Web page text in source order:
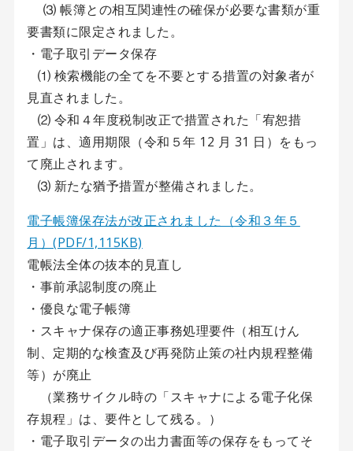
⑶ 帳簿との相互関連性の確保が必要な書類が重
要書類に限定されました。
・電子取引データ保存
⑴ 検索機能の全てを不要とする措置の対象者が
見直されました。
⑵ 令和４年度税制改正で措置された「宥恕措
置」は、適用期限（令和５年 12 月 31 日）をもっ
て廃止されます。
⑶ 新たな猶予措置が整備されました。
電子帳簿保存法が改正されました（令和３年５
月）(PDF/1,115KB)
電帳法全体の抜本的見直し
・事前承認制度の廃止
・優良な電子帳簿
・スキャナ保存の適正事務処理要件（相互けん
制、定期的な検査及び再発防止策の社内規程整備
等）が廃止
（業務サイクル時の「スキャナによる電子化保
存規程」は、要件として残る。）
・電子取引データの出力書面等の保存をもってそ